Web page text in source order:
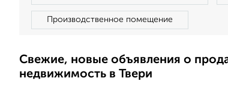
Производственное помещение
Свежие, новые объявления о
недвижимость в Твери